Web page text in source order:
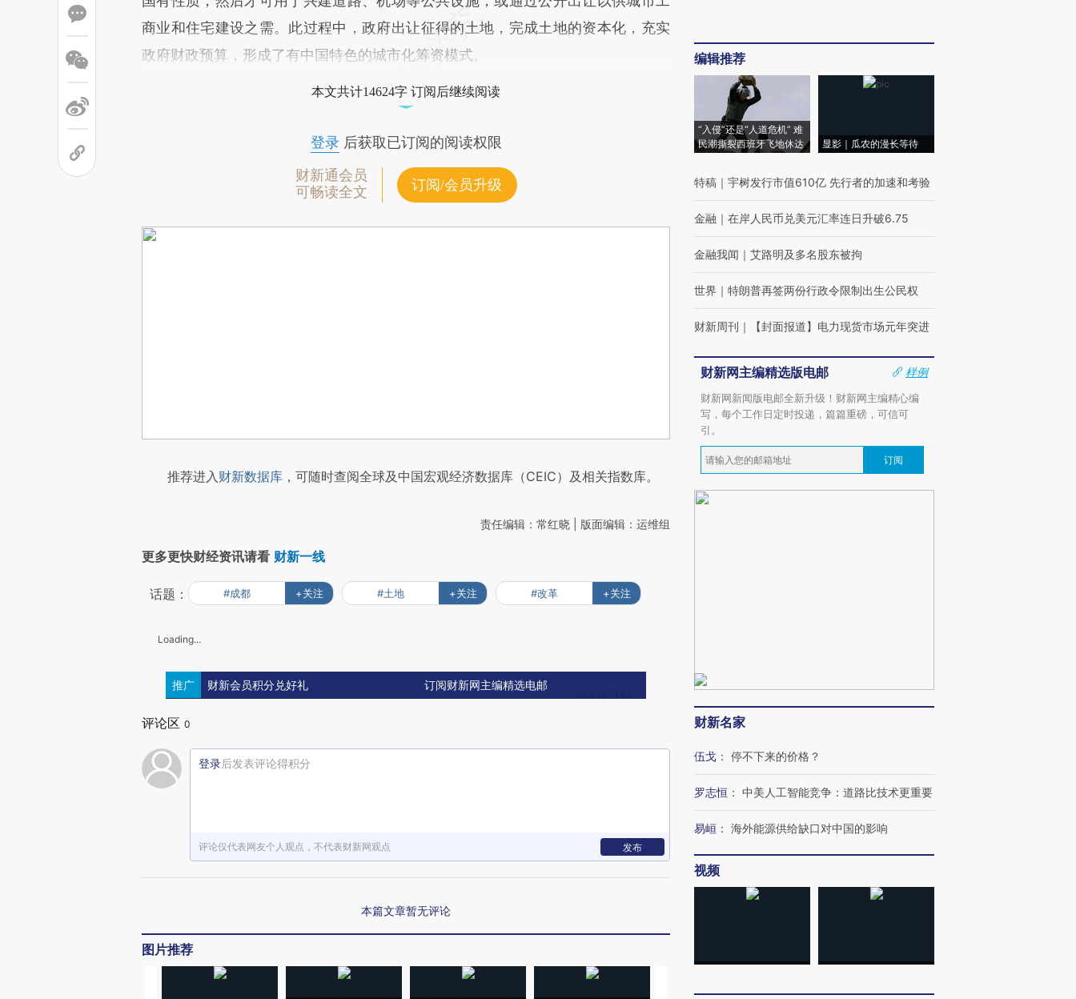
商业和住宅建设之需。此过程中，政府出让征得的土地，完成土地的资本化，充实
政府财政预算，形成了有中国特色的城市化筹资模式。
本文共计14624字 订阅后继续阅读
登录后获取已订阅的阅读权限
财新通会员
可畅读全文
订阅/会员升级
推荐进入财新数据库 ，可随时查阅全球及中国宏观经济数据库（CEIC）及相关指数库。
责任编辑：常红晓 | 版面编辑：运维组
更多更快财经资讯请看 财新一线
话题： #成都 +关注 #土地 +关注 #改革 +关注
Loading...
推广 财新会员积分兑好礼 订阅财新网主编精选电邮
评论区 0
登录后发表评论得积分
评论仅代表网友个人观点，不代表财新网观点 发布
本篇文章暂无评论
图片推荐
编辑推荐
“入侵”还是“人道危机” 难
民潮撕裂西班牙飞地休达
显影｜瓜农的漫长等待
特稿 ｜ 宇树发行市值610亿 先行者的加速和考验
金融 ｜ 在岸人民币兑美元汇率连日升破6.75
金融我闻 ｜ 艾路明及多名股东被拘
世界 ｜ 特朗普再签两份行政令限制出生公民权
财新周刊 ｜ 【封面报道】电力现货市场元年突进
财新网主编精选版电邮
样例
财新网新闻版电邮全新升级！财新网主编精心编
写，每个工作日定时投递，篇篇重磅，可信可
引。
订阅
财新名家
伍戈 ： 停不下来的价格？
罗志恒 ： 中美人工智能竞争：道路比技术更重要
易峘 ： 海外能源供给缺口对中国的影响
视频